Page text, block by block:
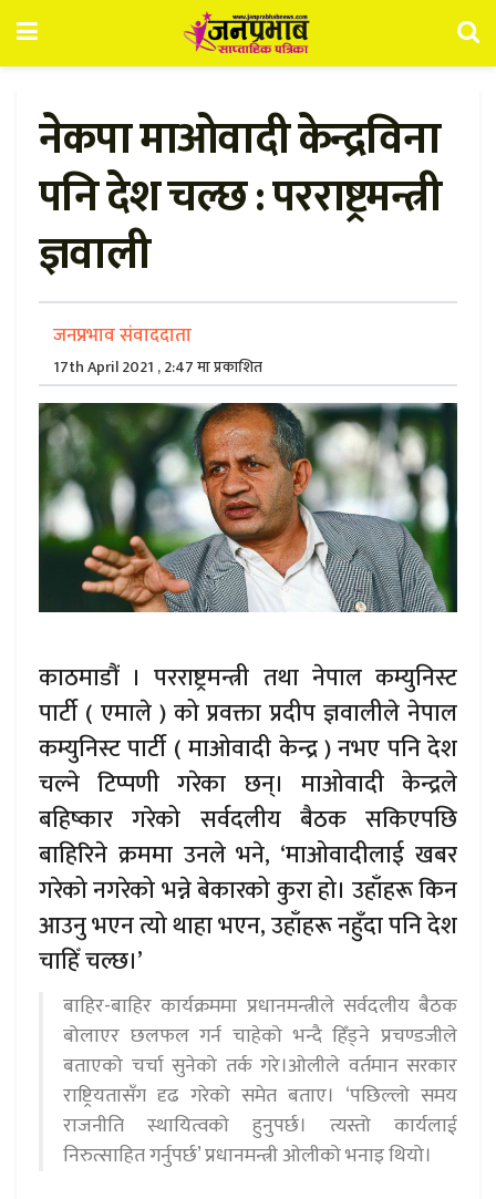
नेकपा माओवादी केन्द्रविना
पनि देश चल्छ : परराष्ट्रमन्त्री
ज्ञवाली
जनप्रभाव संवाददाता
17th April 2021 , 2:47 मा प्रकाशित
काठमाडौं । परराष्ट्रमन्त्री तथा नेपाल कम्युनिस्ट
पार्टी ( एमाले ) को प्रवक्ता प्रदीप ज्ञवालीले नेपाल
कम्युनिस्ट पार्टी ( माओवादी केन्द्र ) नभए पनि देश
चल्ने टिप्पणी गरेका छन्। माओवादी केन्द्रले
बहिष्कार गरेको सर्वदलीय बैठक सकिएपछि
बाहिरिने क्रममा उनले भने, ‘माओवादीलाई खबर
गरेको नगरेको भन्ने बेकारको कुरा हो। उहाँहरू किन
आउनु भएन त्यो थाहा भएन, उहाँहरू नहुँदा पनि देश
चाहिँ चल्छ।’
बाहिर-बाहिर कार्यक्रममा प्रधानमन्त्रीले सर्वदलीय बैठक
बोलाएर छलफल गर्न चाहेको भन्दै हिँड्ने प्रचण्डजीले
बताएको चर्चा सुनेको तर्क गरे।ओलीले वर्तमान सरकार
राष्ट्रियतासँग दृढ गरेको समेत बताए। ‘पछिल्लो समय
राजनीति स्थायित्वको हुनुपर्छ। त्यस्तो कार्यलाई
निरुत्साहित गर्नुपर्छ’ प्रधानमन्त्री ओलीको भनाइ थियो।